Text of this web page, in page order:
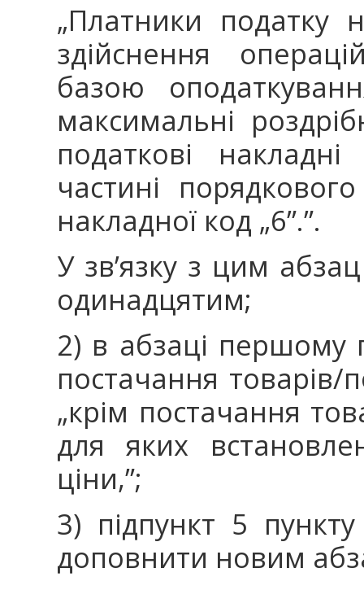
„Платники податку
здійснення
базою
максимальні
податкові
частині
накладної код „6”.”.
У звʼязку з цим
одинадцятим;
2) в абзаці першому
постачання товарів/
„крім постачання
для яких
ціни,”;
3) підпункт 5
доповнити новим